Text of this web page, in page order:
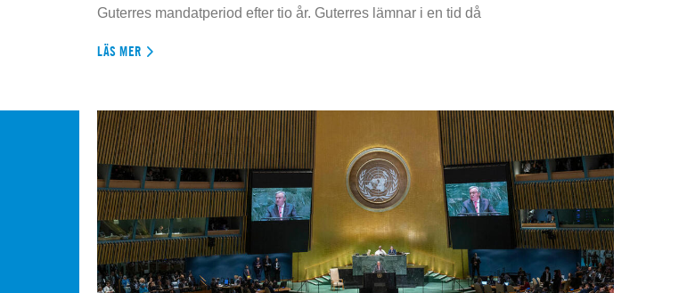
Guterres mandatperiod efter tio år. Guterres lämnar i en tid då
LÄS MER